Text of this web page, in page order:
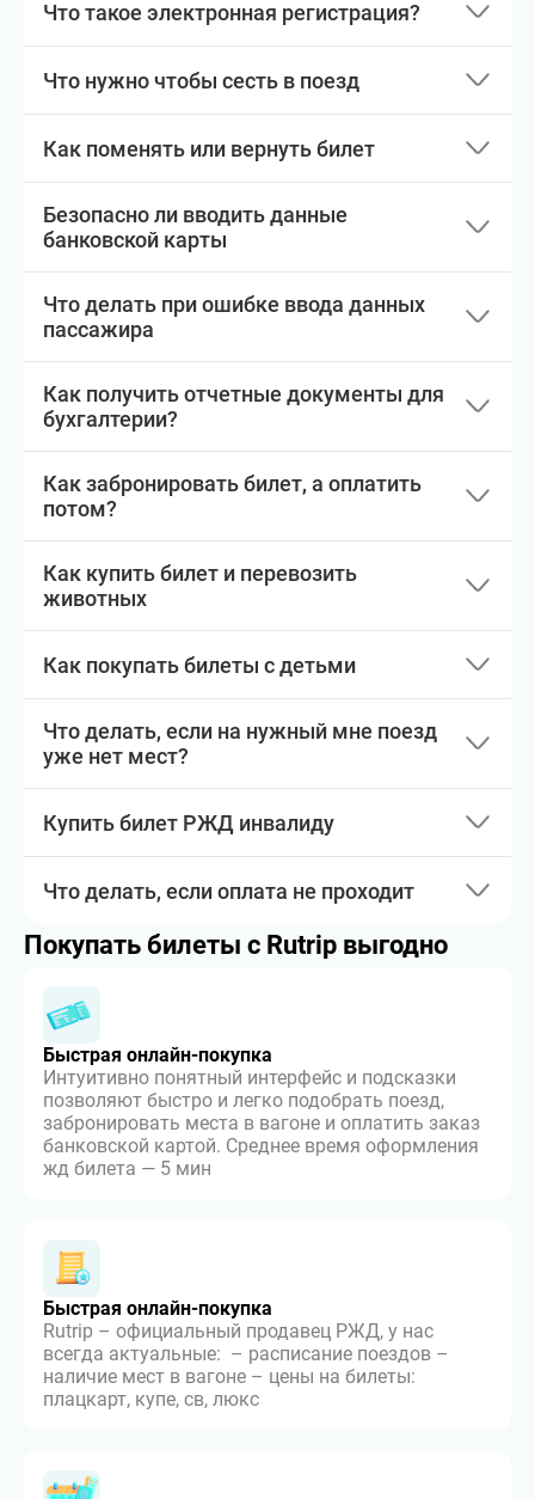
Что такое электронная регистрация?
Что нужно чтобы сесть в поезд
Как поменять или вернуть билет
Безопасно ли вводить данные
банковской карты
Что делать при ошибке ввода данных
пассажира
Как получить отчетные документы для
бухгалтерии?
Как забронировать билет, а оплатить
потом?
Как купить билет и перевозить
животных
Как покупать билеты с детьми
Что делать, если на нужный мне поезд
уже нет мест?
Купить билет РЖД инвалиду
Что делать, если оплата не проходит
Покупать билеты с Rutrip выгодно
Быстрая онлайн-покупка
Интуитивно понятный интерфейс и подсказки
позволяют быстро и легко подобрать поезд,
забронировать места в вагоне и оплатить заказ
банковской картой. Среднее время оформления
жд билета — 5 мин
Быстрая онлайн-покупка
Rutrip – официальный продавец РЖД, у нас
всегда актуальные: – расписание поездов –
наличие мест в вагоне – цены на билеты:
плацкарт, купе, св, люкс